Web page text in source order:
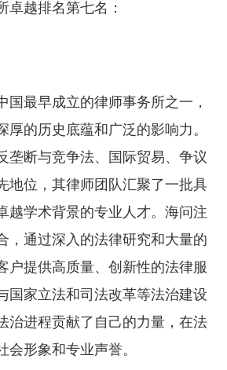
卓越排名第七名：
国最早成立的律师事务所之一，
厚的历史底蕴和广泛的影响力。
垄断与竞争法、国际贸易、争议
地位，其律师团队汇聚了一批具
越学术背景的专业人才。海问注
，通过深入的法律研究和大量的
户提供高质量、创新性的法律服
国家立法和司法改革等法治建设
治进程贡献了自己的力量，在法
会形象和专业声誉。